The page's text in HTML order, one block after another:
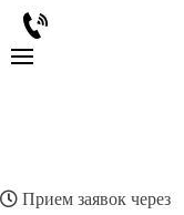
Прием заявок через